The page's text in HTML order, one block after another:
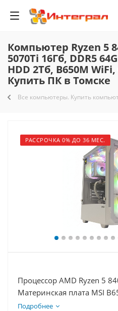
Компьютер Ryzen 5
5070Ti 16Гб, DDR5
HDD 2Тб, B650M WiFi,
Купить ПК в Томске
Все компьютеры. Купить
РАССРОЧКА 0% ДО 36 МЕС.
Процессор AMD Ryzen 5
Материнская плата MSI
Видеокарта RTX 5070Ti
Подробнее